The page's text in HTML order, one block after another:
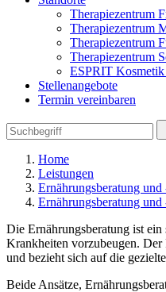
Therapiezentrum
Therapiezentrum
Therapiezentrum
Therapiezentrum
ESPRIT
Stellenangebote
Termin vereinbaren
Home
Leistungen
Ernährungsberatung und
Ernährungsberatung und
Die Ernährungsberatung ist
Krankheiten vorzubeugen. Der
und bezieht sich auf die
Beide Ansätze,